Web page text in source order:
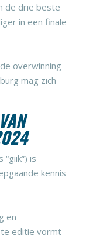
de drie beste
in een finale
overwinning
mag zich
is
kennis
en
editie vormt